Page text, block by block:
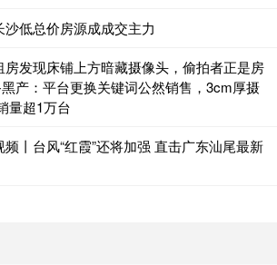
低总价房源成成交主力
发现床铺上方暗藏摄像头，偷拍者正是房
产：平台更换关键词公然销售，3cm厚摄
量超1万台
丨台风“红霞”还将加强 直击广东汕尾最新